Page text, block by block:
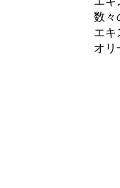
数々の
エキス
オリ一